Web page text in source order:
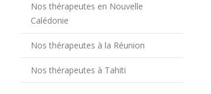
Nos thérapeutes en Nouvelle
Calédonie
Nos thérapeutes à la Réunion
Nos thérapeutes à Tahiti